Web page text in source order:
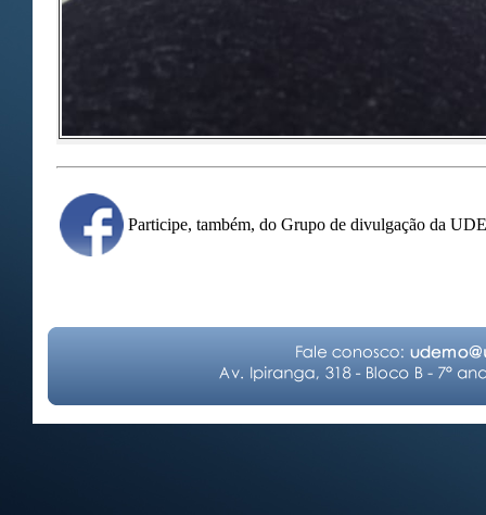
Participe, também, do Grupo de divulgação da